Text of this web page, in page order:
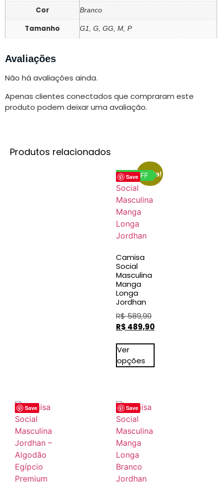
Cor Branco
Tamanho G1, G, GG, M, P
Avaliações
Não há avaliações ainda.
Apenas clientes conectados que compraram este
produto podem deixar uma avaliação.
Produtos relacionados
SaveOferta!
17% OFF
Camisa
Social
Masculina
Manga
Longa
Jordhan
R$589,90
R$ 489,90
Ver
opções
Save Save